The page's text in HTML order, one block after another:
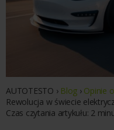
AUTOTESTO › Blog › Opinie
Rewolucja w świecie
Czas czytania artykułu: 2